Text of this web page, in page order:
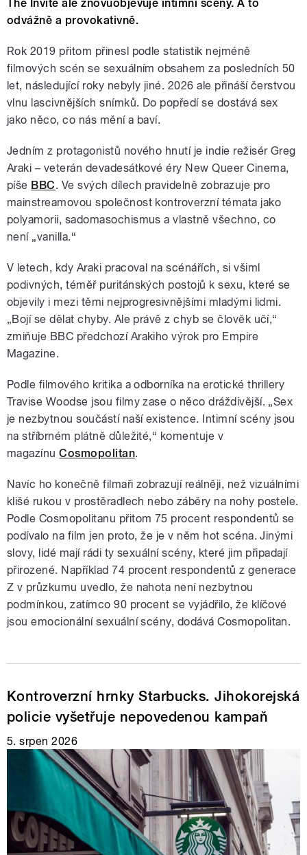
The Invite ale znovuobjevuje intimní scény. A to
odvážně a provokativně.
Rok 2019 přitom přinesl podle statistik nejméně
filmových scén se sexuálním obsahem za posledních 50
let, následující roky nebyly jiné. 2026 ale přináší čerstvou
vlnu lascivnějších snímků. Do popředí se dostává sex
jako něco, co nás mění a baví.
Jedním z protagonistů nového hnutí je indie režisér Greg
Araki – veterán devadesátkové éry New Queer Cinema,
píše BBC. Ve svých dílech pravidelně zobrazuje pro
mainstreamovou společnost kontroverzní témata jako
polyamorii, sadomasochismus a vlastně všechno, co
není „vanilla.“
V letech, kdy Araki pracoval na scénářích, si všiml
podivných, téměř puritánských postojů k sexu, které se
objevily i mezi těmi nejprogresivnějšími mladými lidmi.
„Bojí se dělat chyby. Ale právě z chyb se člověk učí,“
zmiňuje BBC předchozí Arakiho výrok pro Empire
Magazine.
Podle filmového kritika a odborníka na erotické thrillery
Travise Woodse jsou filmy zase o něco dráždivější. „Sex
je nezbytnou součástí naší existence. Intimní scény jsou
na stříbrném plátně důležité,“ komentuje v
magazínu Cosmopolitan.
Navíc ho konečně filmaři zobrazují reálněji, než vizuálními
klišé rukou v prostěradlech nebo záběry na nohy postele.
Podle Cosmopolitanu přitom 75 procent respondentů se
podívalo na film jen proto, že je v něm hot scéna. Jinými
slovy, lidé mají rádi ty sexuální scény, které jim připadají
přirozené. Například 74 procent respondentů z generace
Z v průzkumu uvedlo, že nahota není nezbytnou
podmínkou, zatímco 90 procent se vyjádřilo, že klíčové
jsou emocionální sexuální scény, dodává Cosmopolitan.
Kontroverzní hrnky Starbucks. Jihokorejská
policie vyšetřuje nepovedenou kampaň
5. srpen 2026